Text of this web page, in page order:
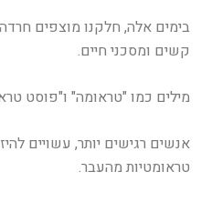
בימים אלה, חלקנו מוצפים
קשים ומסכני חיים.
מילים כמו "טראומה" ו"פוסט
אנשים רגישים יותר, עשויים
טראומטיות מהעבר.